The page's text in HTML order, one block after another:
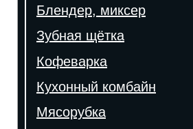
Блендер, миксер
Зубная щётка
Кофеварка
Кухонный комбайн
Мясорубка